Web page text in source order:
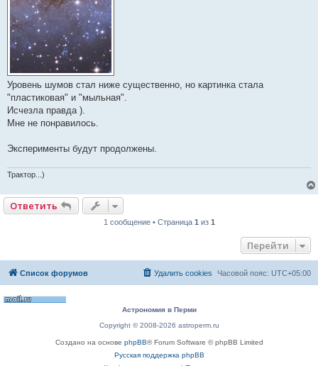
Уровень шумов стал ниже существенно, но картинка стала
"пластиковая" и "мыльная".
Исчезла правда ).
Мне не понравилось.
Эксперименты будут продолжены.
Трактор...)
Ответить
1 сообщение • Страница 1 из 1
Перейти
Список форумов Часовой пояс: UTC+05:00
Удалить cookies
Астрономия в Перми
Copyright © 2008-2026 astroperm.ru
Создано на основе phpBB® Forum Software © phpBB Limited
Русская поддержка phpBB